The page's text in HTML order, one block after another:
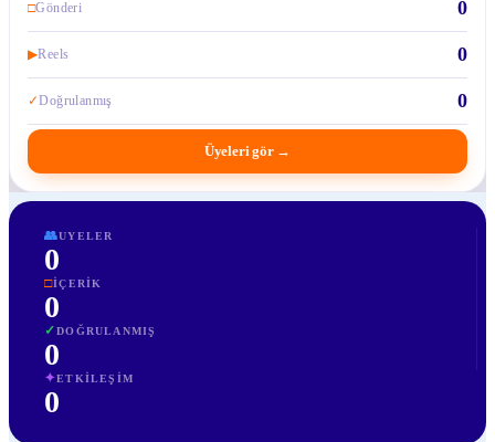
□Gönderi 0
▶Reels 0
✓Doğrulanmış 0
Üyeleri gör →
👥UYELER
0
□İÇERIK
0
✓DOĞRULANMIŞ
0
✦ETKILEŞIM
0